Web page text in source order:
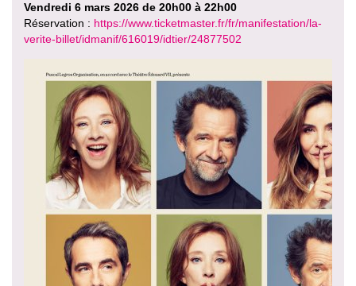
Vendredi 6 mars 2026 de 20h00 à 22h00
Réservation : https://www.ticketmaster.fr/fr/manifestation/la-
verite-billet/idmanif/616019/idtier/24877502